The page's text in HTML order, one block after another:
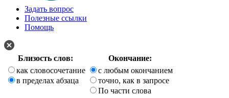
Задать вопрос
Полезные ссылки
Помощь
Близость слов:
Окончание:
как словосочетание
в пределах абзаца
с любым окончанием
точно, как в запросе
По части слова